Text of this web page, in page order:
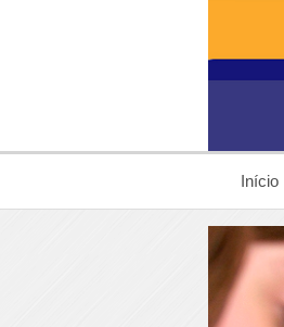
Início